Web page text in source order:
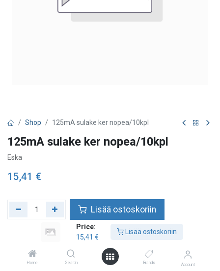
Price:
15,41 €
Lisää ostoskoriin
Home Search Brands Account
Shop 125mA sulake ker nopea/10kpl
125mA sulake ker nopea/10kpl
Eska
15,41 €
Lisää ostoskoriin
Lisää toivelistalle